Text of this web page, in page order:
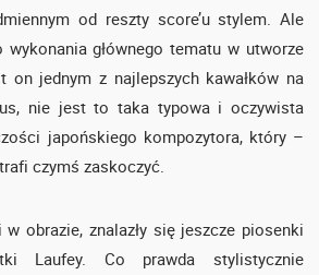
od reszty score’u stylem. Ale
wykonania głównego tematu w utworze
on jednym z najlepszych kawałków na
nie jest to taka typowa i oczywista
japońskiego kompozytora, który –
czymś zaskoczyć.
obrazie, znalazły się jeszcze piosenki
Laufey. Co prawda stylistycznie